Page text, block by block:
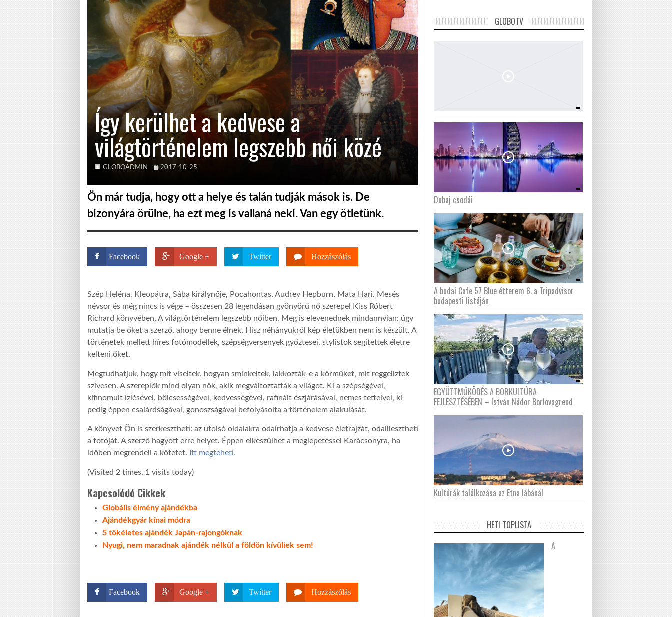
Így kerülhet a kedvese a
világtörténelem legszebb női közé
GLOBOADMIN 2017-10-25
Ön már tudja, hogy ott a helye és talán tudják mások is. De
bizonyára örülne, ha ezt meg is vallaná neki. Van egy ötletünk.
Facebook Google + Twitter Hozzászólás
Szép Heléna, Kleopátra, Sába királynője, Pocahontas, Audrey Hepburn, Mata Hari. Mesés
névsor és még nincs is vége – összesen 28 legendásan gyönyörű nő szerepel Kiss Róbert
Richard könyvében, A világtörténelem legszebb nőiben. Meg is elevenednek mindannyian: úgy
mutatja be őket a szerző, ahogy benne élnek. Hisz néhányukról kép életükben nem is készült. A
történetek mellett híres fotómodellek, szépségversenyek győztesei, stylistok segítettek életre
kelteni őket.
Megtudhatjuk, hogy mit viseltek, hogyan sminkeltek, lakkozták-e a körmüket, mit reggeliztek
szívesen. A szereplők mind olyan nők, akik megváltoztatták a világot. Ki a szépségével,
kifinomult ízlésével, bölcsességével, kedvességével, rafinált észjárásával, nemes tetteivel, ki
pedig éppen csalárdságával, gonoszságával befolyásolta a történelem alakulását.
A könyvet Ön is szerkesztheti: az utolsó oldalakra odaírhatja a kedvese életrajzát, odaillesztheti
a fotóját. A szerző hagyott erre helyet. Éppen elkészülhet a meglepetéssel Karácsonyra, ha
időben megrendeli a kötetet. Itt megteheti.
(Visited 2 times, 1 visits today)
Kapcsolódó Cikkek
Globális élmény ajándékba
Ajándékgyár kínai módra
5 tökéletes ajándék Japán-rajongóknak
Nyugi, nem maradnak ajándék nélkül a földön kívüliek sem!
Facebook Google + Twitter Hozzászólás
GLOBOTV
Dubaj csodái
A budai Cafe 57 Blue étterem 6. a Tripadvisor
budapesti listáján
EGYÜTTMŰKÖDÉS A BORKULTÚRA
FEJLESZTÉSÉBEN – István Nádor Borlovagrend
Kultúrák találkozása az Etna lábánál
HETI TOPLISTA
A